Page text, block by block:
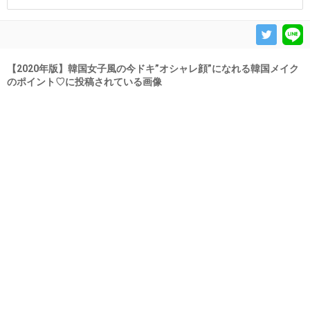
【2020年版】韓国女子風の今ドキ”オシャレ顔”になれる韓国メイク
のポイント♡に投稿されている画像